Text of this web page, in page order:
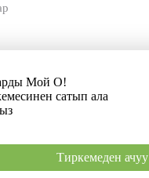
Мой О!
сатып ала
Тиркемеден ачуу